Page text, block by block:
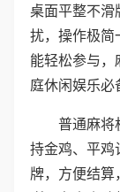
桌面平整不滑
扰，操作极简
能轻松参与，
庭休闲娱乐必
普通麻将
持金鸡、平鸡
牌，方便结